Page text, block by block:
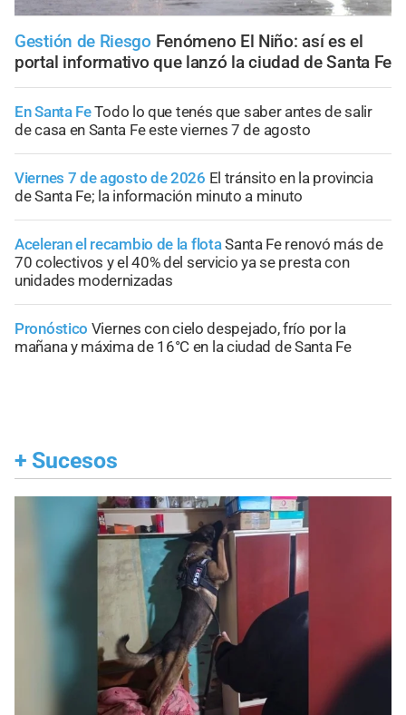
Gestión de Riesgo Fenómeno El Niño: así es el
portal informativo que lanzó la ciudad de Santa Fe
En Santa FeTodo lo que tenés que saber antes de salir
de casa en Santa Fe este viernes 7 de agosto
Viernes 7 de agosto de 2026 El tránsito en la provincia
de Santa Fe; la información minuto a minuto
Aceleran el recambio de la flotaSanta Fe renovó más de
70 colectivos y el 40% del servicio ya se presta con
unidades modernizadas
Pronóstico Viernes con cielo despejado, frío por la
mañana y máxima de 16°C en la ciudad de Santa Fe
+ Sucesos